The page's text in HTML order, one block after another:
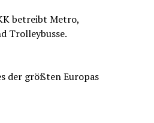
betreibt Metro,
Trolleybusse.
der größten Europas